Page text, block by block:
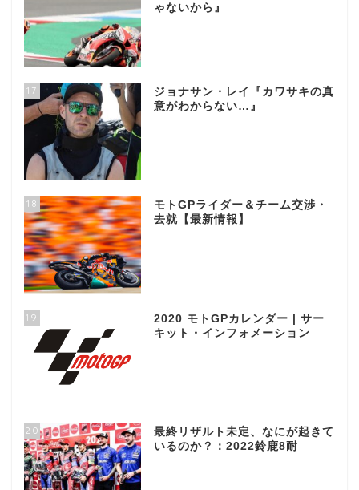
ゃないから』
17
ジョナサン・レイ『カワサキの真
意がわからない…』
18
モトGPライダー＆チーム交渉・
去就【最新情報】
19
2020 モトGPカレンダー | サー
キット・インフォメーション
20
最終リザルト未定、なにが起きて
いるのか？：2022鈴鹿8耐